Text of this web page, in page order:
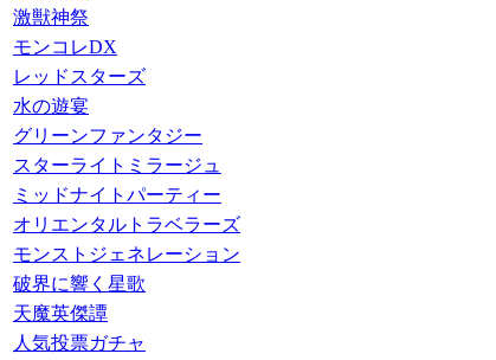
激獣神祭
モンコレDX
レッドスターズ
水の遊宴
グリーンファンタジー
スターライトミラージュ
ミッドナイトパーティー
オリエンタルトラベラーズ
モンストジェネレーション
破界に響く星歌
天魔英傑譚
人気投票ガチャ